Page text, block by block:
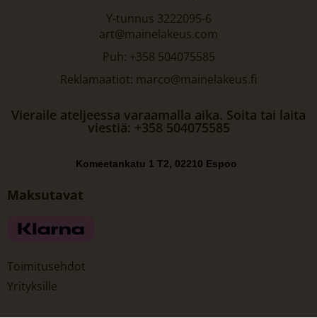
Y-tunnus 3222095-6
art@mainelakeus.com
Puh: +358 504075585
Reklamaatiot: marco@mainelakeus.fi
Vieraile ateljeessa varaamalla aika. Soita tai laita
viestiä: +358 504075585
Komeetankatu 1 T2, 02210 Espoo
Maksutavat
Toimitusehdot
Yrityksille